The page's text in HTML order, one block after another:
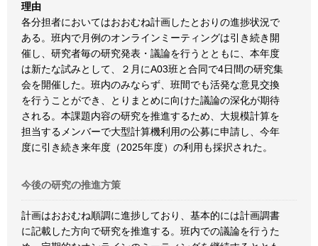
理由
各分担者においてはおおむね計画したとおりの進捗状況で
ある。班内で月例のオンラインミーティングは引き続き開
催し、研究者毎の研究発表・議論を行うとともに、本年度
は新たな試みとして、２月にA03班と合同で4日間の研究集
会を開催した。班内のみならず、班間でも活発な意見交換
を行うことができ、とりまとめに向けた議論の深化が期待
される。本課題内容の研究を推進するため、大規模計算を
担当するメンバーで大型計算機利用の公募に申請し、今年
度に引き続き来年度（2025年度）の利用も採択された。
今後の研究の推進方策
計画はおおむね順調に進捗しており、基本的には計画調書
に記載した方向で研究を推進する。班内での議論を行うた